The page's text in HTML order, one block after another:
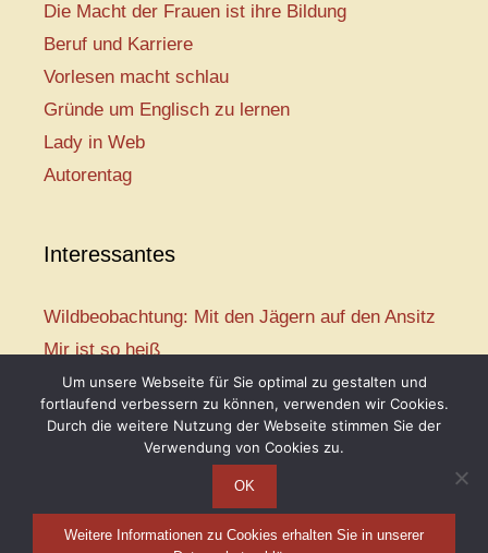
Die Macht der Frauen ist ihre Bildung
Beruf und Karriere
Vorlesen macht schlau
Gründe um Englisch zu lernen
Lady in Web
Autorentag
Interessantes
Wildbeobachtung: Mit den Jägern auf den Ansitz
Mir ist so heiß
Mission: Rettungsschwimmer
Vogelwelt-Entdeckertour
Abenteuer Schulanfang
Um unsere Webseite für Sie optimal zu gestalten und
fortlaufend verbessern zu können, verwenden wir Cookies.
Durch die weitere Nutzung der Webseite stimmen Sie der
Verwendung von Cookies zu.
OK
Weitere Informationen zu Cookies erhalten Sie in unserer